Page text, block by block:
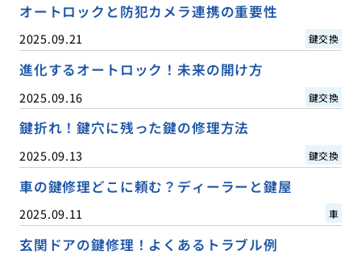
オートロックと防犯カメラ連携の重要性
2025.09.21 鍵交換
進化するオートロック！未来の開け方
2025.09.16 鍵交換
鍵折れ！鍵穴に残った鍵の修理方法
2025.09.13 鍵交換
車の鍵修理どこに頼む？ディーラーと鍵屋
2025.09.11 車
玄関ドアの鍵修理！よくあるトラブル例